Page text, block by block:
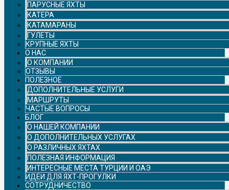
ПАРУСНЫЕ ЯХТЫ
КАТЕРА
КАТАМАРАНЫ
ГУЛЕТЫ
КРУПНЫЕ ЯХТЫ
О НАС
О КОМПАНИИ
ОТЗЫВЫ
ПОЛЕЗНОЕ
ДОПОЛНИТЕЛЬНЫЕ УСЛУГИ
МАРШРУТЫ
ЧАСТЫЕ ВОПРОСЫ
БЛОГ
О НАШЕЙ КОМПАНИИ
О ДОПОЛНИТЕЛЬНЫХ УСЛУГАХ
О РАЗЛИЧНЫХ ЯХТАХ
ПОЛЕЗНАЯ ИНФОРМАЦИЯ
ИНТЕРЕСНЫЕ МЕСТА ТУРЦИИ И ОАЭ
ИДЕИ ДЛЯ ЯХТ-ПРОГУЛКИ
СОТРУДНИЧЕСТВО